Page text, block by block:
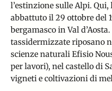
l’estinzione sulle Alpi.
abbattuto il 29 ottobre del
bergamasco in Val
tassidermizzate riposano
scienze naturali Efisio
per lavori), nel castello di
vigneti e coltivazioni di